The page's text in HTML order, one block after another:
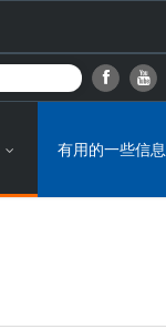
有用的一些信息